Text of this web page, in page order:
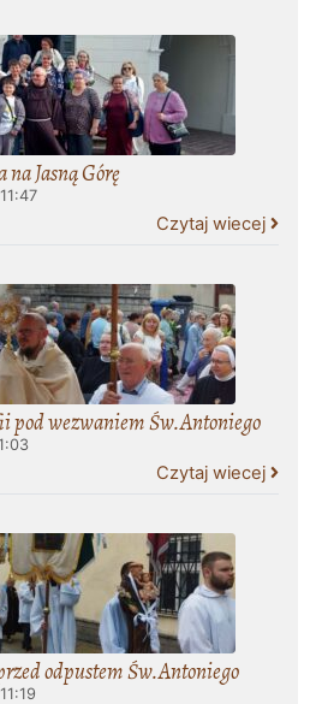
Jasną Górę
11:47
Czytaj wiecej
pod wezwaniem Św.Antoniego
Czytaj wiecej
odpustem Św.Antoniego
11:19